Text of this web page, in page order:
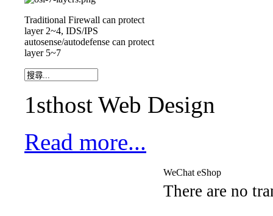
Traditional Firewall can protect
layer 2~4, IDS/IPS
autosense/autodefense can protect
layer 5~7
1sthost Web Design
Read more...
WeChat eShop
There are no